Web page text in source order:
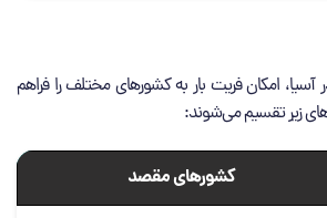
امکان فریت بار به کشورهای مختلف را فراهم
زیر تقسیم می‌شوند:
کشورهای مقصد